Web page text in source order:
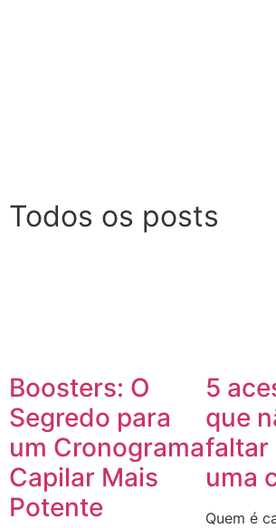
Todos os posts
Boosters: O
Segredo para
um Cronograma
Capilar Mais
Potente
5
que
faltar
uma
Quem é